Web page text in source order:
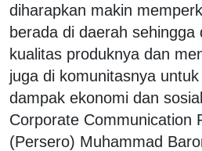
diharapkan makin
berada di daerah
kualitas produknya dan
juga di komunitasnya
dampak ekonomi dan
Corporate Communication
(Persero) Muhammad